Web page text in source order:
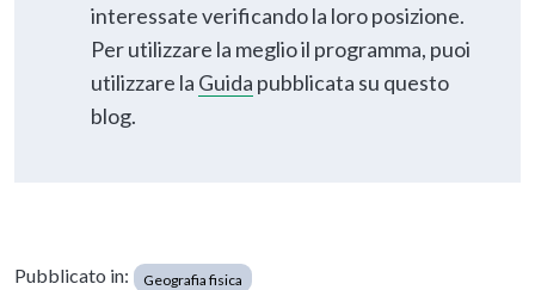
interessate verificando la loro posizione.
Per utilizzare la meglio il programma, puoi
utilizzare la Guida pubblicata su questo
blog.
Pubblicato in: Geografia fisica